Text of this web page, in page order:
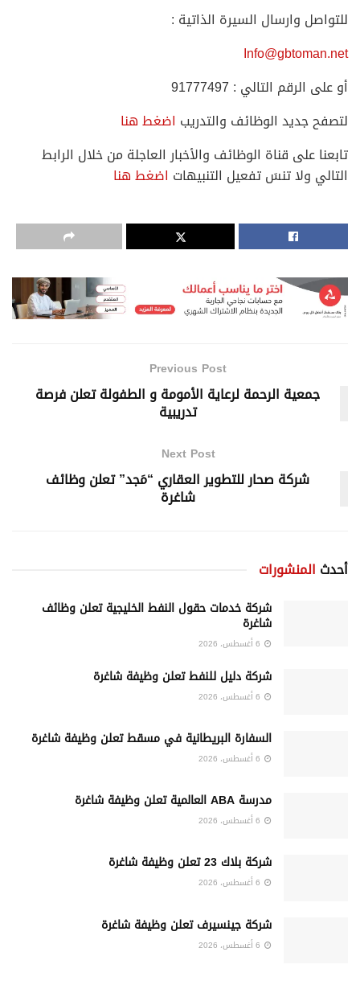
للتواصل وارسال السيرة الذاتية :
Info@gbtoman.net
أو على الرقم التالي : 91777497
لتصفح جديد الوظائف والتدريب اضغط هنا
تابعنا على قناة الوظائف والأخبار العاجلة من خلال الرابط
التالي ولا تنسَ تفعيل التنبيهات اضغط هنا
Previous Post
جمعية الرحمة لرعاية الأمومة و الطفولة تعلن فرصة
تدريبية
Next Post
شركة صحار للتطوير العقاري “مَجد” تعلن وظائف
شاغرة
أحدث المنشورات
شركة خدمات حقول النفط الخليجية تعلن وظائف
شاغرة
شركة دليل للنفط تعلن وظيفة شاغرة
السفارة البريطانية في مسقط تعلن وظيفة شاغرة
مدرسة ABA العالمية تعلن وظيفة شاغرة
شركة بلاك 23 تعلن وظيفة شاغرة
شركة جينسيرف تعلن وظيفة شاغرة